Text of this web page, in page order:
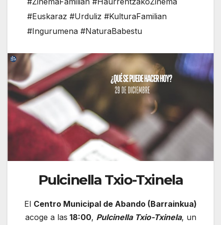
#Euskaraz #Urduliz #KulturaFamilian
#Ingurumena #NaturaBabestu
Pulcinella Txio-Txinela
El Centro Municipal de Abando (Barrainkua)
acoge a las 18:00, Pulcinella Txio-Txinela, un